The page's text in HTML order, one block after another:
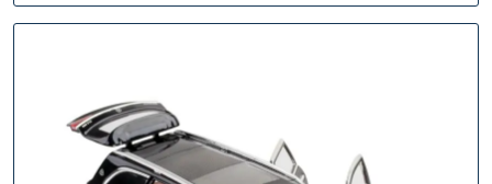
Formel-